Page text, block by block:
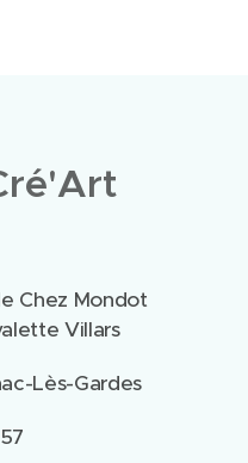
Chez Mondot
Villars
Lès-Gardes